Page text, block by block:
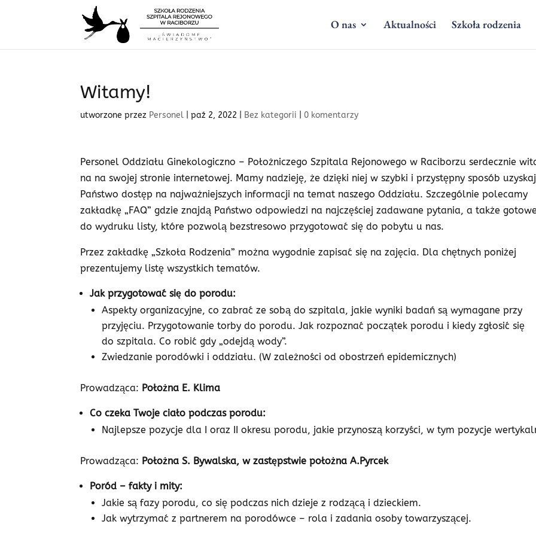
O nas Aktualności Szkoła rodzenia
Witamy!
utworzone przez Personel |paź 2, 2022 Bez kategorii 0 komentarzy
Personel Oddziału Ginekologiczno – Położniczego Szpitala Rejonowego w Raciborzu serdecznie
na na swojej stronie internetowej. Mamy nadzieję, że dzięki niej w szybki i przystępny sposób
Państwo dostęp na najważniejszych informacji na temat naszego Oddziału. Szczególnie polecamy
zakładkę „FAQ” gdzie znajdą Państwo odpowiedzi na najczęściej zadawane pytania, a także
do wydruku listy, które pozwolą bezstresowo przygotować się do pobytu u nas.
Przez zakładkę „Szkoła Rodzenia” można wygodnie zapisać się na zajęcia. Dla chętnych poniżej
prezentujemy listę wszystkich tematów.
Jak przygotować się do porodu:
Aspekty organizacyjne, co zabrać ze sobą do szpitala, jakie wyniki badań są wymagane przy
przyjęciu. Przygotowanie torby do porodu. Jak rozpoznać początek porodu i kiedy zgłosić się
do szpitala. Co robić gdy „odejdą wody”.
Zwiedzanie porodówki i oddziału. (W zależności od obostrzeń epidemicznych)
Prowadząca: Położna E. Klima
Co czeka Twoje ciało podczas porodu:
Najlepsze pozycje dla I oraz II okresu porodu, jakie przynoszą korzyści, w tym pozycje
Prowadząca: Położna S. Bywalska, w zastępstwie położna A.Pyrcek
Poród – fakty i mity:
Jakie są fazy porodu, co się podczas nich dzieje z rodzącą i dzieckiem.
Jak wytrzymać z partnerem na porodówce – rola i zadania osoby towarzyszącej.